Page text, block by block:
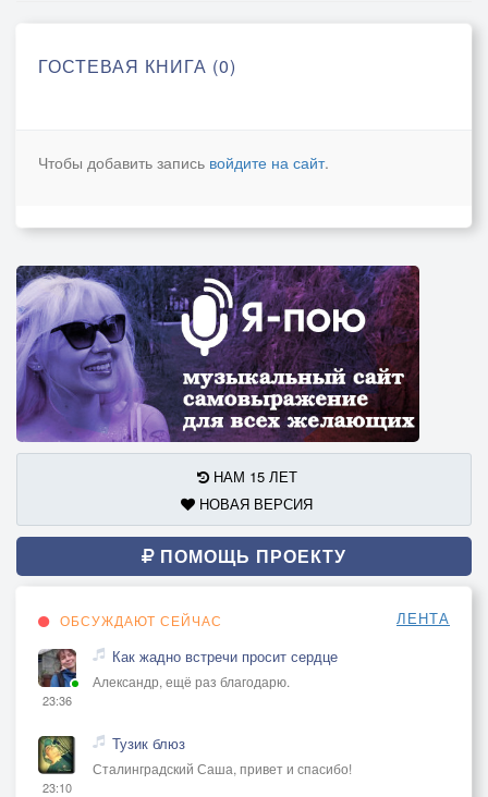
ГОСТЕВАЯ КНИГА (0)
Чтобы добавить запись войдите на сайт.
НАМ 15 ЛЕТ
НОВАЯ ВЕРСИЯ
ПОМОЩЬ ПРОЕКТУ
ОБСУЖДАЮТ СЕЙЧАС ЛЕНТА
23:36
Как жадно встречи просит сердце
Александр, ещё раз благодарю.
23:10
Тузик блюз
Сталинградский Саша, привет и спасибо!